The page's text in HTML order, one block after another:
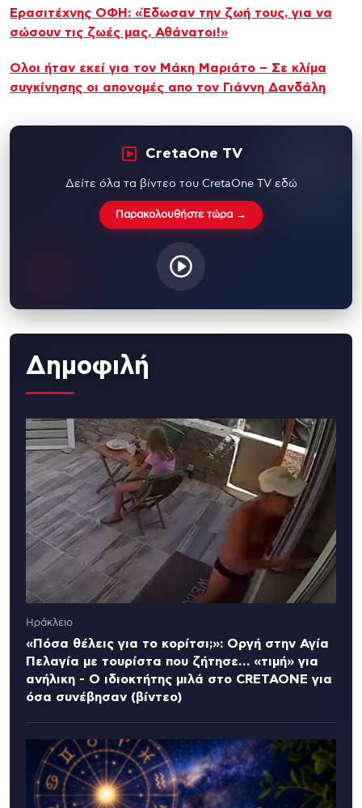
Ερασιτέχνης ΟΦΗ: «Έδωσαν την ζωή τους, για να
σώσουν τις ζωές μας, Αθάνατοι!»
Ολοι ήταν εκεί για τον Μάκη Μαριάτο – Σε κλίμα
συγκίνησης οι απονομές απο τον Γιάννη Δανδάλη
CretaOne TV
Δείτε όλα τα βίντεο του CretaOne TV εδώ
Παρακολουθήστε τώρα →
Δημοφιλή
Ηράκλειο
«Πόσα θέλεις για το κορίτσι;»: Οργή στην Αγία
Πελαγία με τουρίστα που ζήτησε… «τιμή» για
ανήλικη - Ο ιδιοκτήτης μιλά στο CRETAONE για
όσα συνέβησαν (βίντεο)